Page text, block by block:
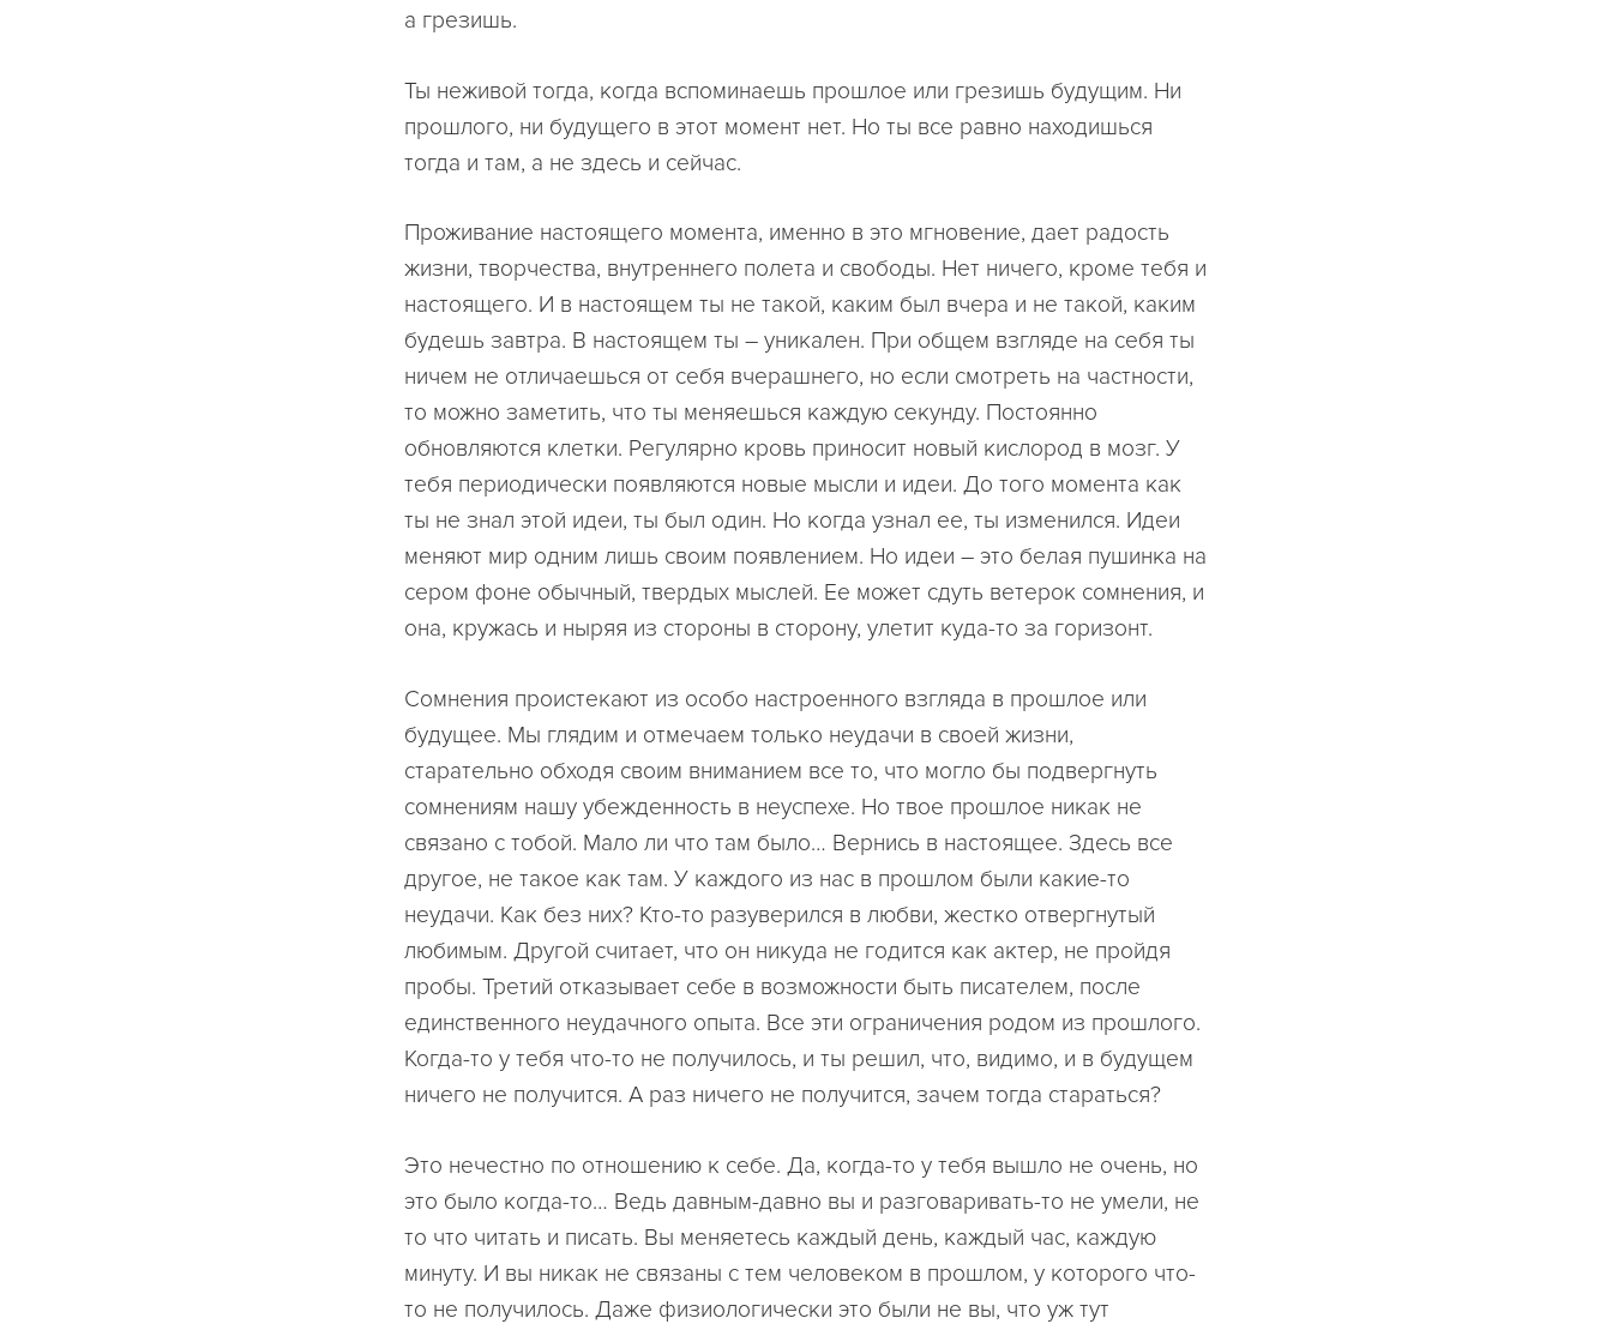
а грезишь.
Ты неживой тогда, когда вспоминаешь прошлое или грезишь будущим. Ни
прошлого, ни будущего в этот момент нет. Но ты все равно находишься
тогда и там, а не здесь и сейчас.
Проживание настоящего момента, именно в это мгновение, дает радость
жизни, творчества, внутреннего полета и свободы. Нет ничего, кроме тебя и
настоящего. И в настоящем ты не такой, каким был вчера и не такой, каким
будешь завтра. В настоящем ты – уникален. При общем взгляде на себя ты
ничем не отличаешься от себя вчерашнего, но если смотреть на частности,
то можно заметить, что ты меняешься каждую секунду. Постоянно
обновляются клетки. Регулярно кровь приносит новый кислород в мозг. У
тебя периодически появляются новые мысли и идеи. До того момента как
ты не знал этой идеи, ты был один. Но когда узнал ее, ты изменился. Идеи
меняют мир одним лишь своим появлением. Но идеи – это белая пушинка на
сером фоне обычный, твердых мыслей. Ее может сдуть ветерок сомнения, и
она, кружась и ныряя из стороны в сторону, улетит куда-то за горизонт.
Сомнения проистекают из особо настроенного взгляда в прошлое или
будущее. Мы глядим и отмечаем только неудачи в своей жизни,
старательно обходя своим вниманием все то, что могло бы подвергнуть
сомнениям нашу убежденность в неуспехе. Но твое прошлое никак не
связано с тобой. Мало ли что там было… Вернись в настоящее. Здесь все
другое, не такое как там. У каждого из нас в прошлом были какие-то
неудачи. Как без них? Кто-то разуверился в любви, жестко отвергнутый
любимым. Другой считает, что он никуда не годится как актер, не пройдя
пробы. Третий отказывает себе в возможности быть писателем, после
единственного неудачного опыта. Все эти ограничения родом из прошлого.
Когда-то у тебя что-то не получилось, и ты решил, что, видимо, и в будущем
ничего не получится. А раз ничего не получится, зачем тогда стараться?
Это нечестно по отношению к себе. Да, когда-то у тебя вышло не очень, но
это было когда-то… Ведь давным-давно вы и разговаривать-то не умели, не
то что читать и писать. Вы меняетесь каждый день, каждый час, каждую
минуту. И вы никак не связаны с тем человеком в прошлом, у которого что-
то не получилось. Даже физиологически это были не вы, что уж тут